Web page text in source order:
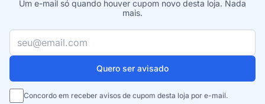
Um e-mail só quando houver cupom novo desta loja. Nada
mais.
Seu e-mail
Quero ser avisado
Concordo em receber avisos de cupom desta loja por e-mail.